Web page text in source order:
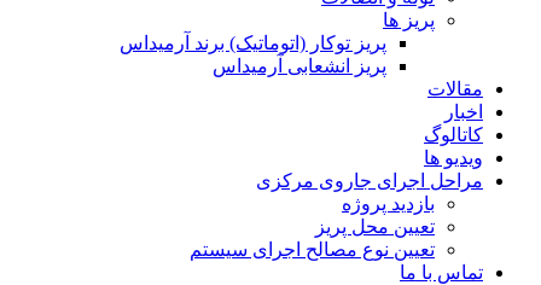
پریز ها
پریز توکار (اتوماتیک) برند آرمیداس
پریز انشعابی آرمیداس
مقالات
اخبار
کاتالوگ
ویدیو ها
مراحل اجرای جاروی مرکزی
بازدید پروژه
تعیین محل پریز
تعیین نوع مصالح اجرای سیستم
تماس با ما